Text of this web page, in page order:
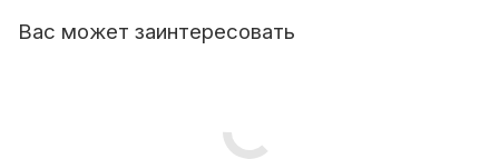
Вас может заинтересовать